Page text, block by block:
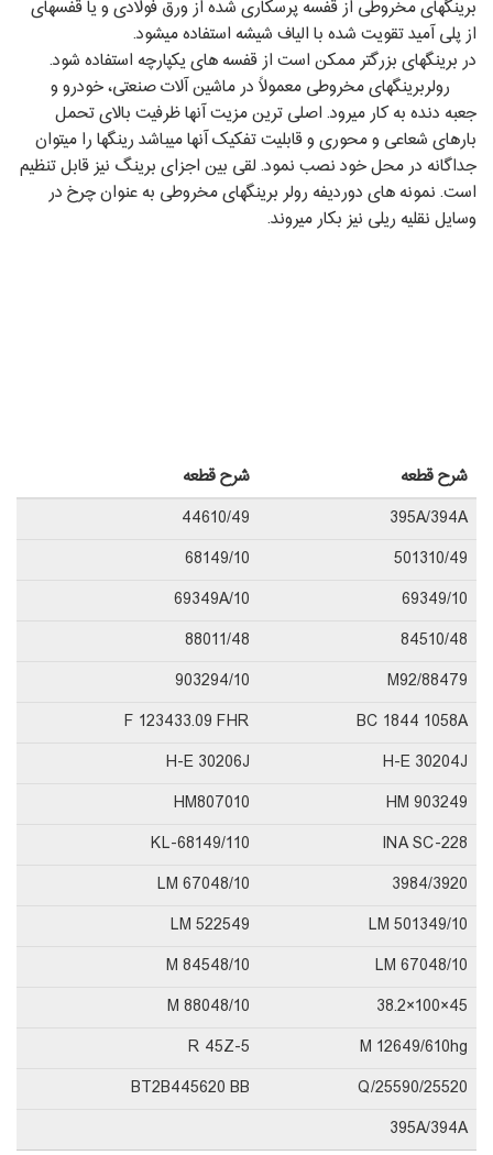
برینگ‏های مخروطی از قفسه پرسکاری شده از ورق فولادی و یا قفسه‏ای
از پلی‏ آمید تقویت شده با الیاف شیشه استفاده می‏شود.
در برینگ‏های بزرگتر ممکن است از قفسه‏ های یکپارچه استفاده شود.
رولربرینگ‏های مخروطی معمولاً در ماشین ‏آلات صنعتی، خودرو و
جعبه دنده به کار می‏رود. اصلی‏ ترین مزیت آنها ظرفیت بالای تحمل
بارهای شعاعی و محوری و قابلیت تفکیک آنها می‏باشد رینگ‏ها را می‏توان
جداگانه در محل خود نصب نمود. لقی بین اجزای برینگ نیز قابل تنظیم
است. نمونه ‏های دوردیفه رولر برینگ‏های مخروطی به عنوان چرخ در
وسایل نقلیه ریلی نیز بکار می‏روند.
شرح قطعه
شرح قطعه
395A/394A
44610/49
501310/49
68149/10
69349/10
69349A/10
84510/48
88011/48
88479/M92
903294/10
BC 1844 1058A
F 123433.09 FHR
H-E 30204J
H-E 30206J
HM 903249
HM807010
INA SC-228
KL-68149/110
3984/3920
LM 67048/10
LM 501349/10
LM 522549
LM 67048/10
M 84548/10
45×100×38.2
M 88048/10
M 12649/610hg
R 45Z-5
25590/25520/Q
BT2B445620 BB
395A/394A